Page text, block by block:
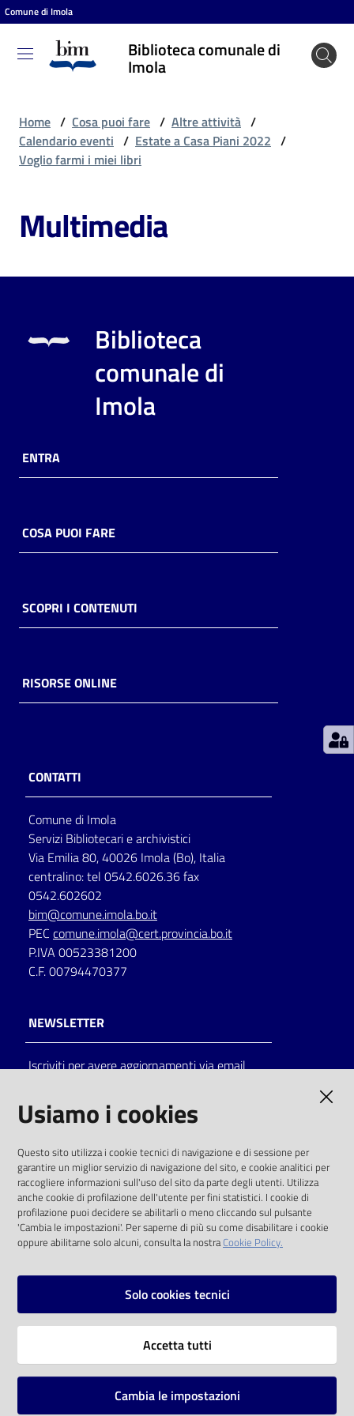
Vai al contenuto
Vai alla navigazione
Vai al footer
Comune di Imola
Biblioteca comunale di
Imola
Biblioteca
comunale
Cosa
fare
Scopri
online
Piani
Decentrate
Seguici
su
on line
Eventi
Chiedi al
bibliotecario
Avvisi
Home / Cosa puoi fare / Altre attività /
Calendario eventi / Estate a Casa Piani 2022 /
Voglio farmi i miei libri
Multimedia
Biblioteca
comunale di
Imola
ENTRA
COSA PUOI FARE
SCOPRI I CONTENUTI
RISORSE ONLINE
CONTATTI
Comune di Imola
Servizi Bibliotecari e archivistici
Via Emilia 80, 40026 Imola (Bo), Italia
centralino: tel 0542.6026.36 fax
0542.602602
bim@comune.imola.bo.it
PEC comune.imola@cert.provincia.bo.it
P.IVA 00523381200
C.F. 00794470377
NEWSLETTER
Iscriviti per avere aggiornamenti via email
solo alle condizioni previste dalla direttiva
comunitaria 2003/98/CE e dal d.lgs. 36/2006
SOCIAL
Instagram
Vai alla pagina
Usiamo i cookies
Questo sito utilizza i cookie tecnici di navigazione e di sessione per
garantire un miglior servizio di navigazione del sito, e cookie analitici per
raccogliere informazioni sull'uso del sito da parte degli utenti. Utilizza
anche cookie di profilazione dell'utente per fini statistici. I cookie di
profilazione puoi decidere se abilitarli o meno cliccando sul pulsante
'Cambia le impostazioni'. Per saperne di più su come disabilitare i cookie
oppure abilitarne solo alcuni, consulta la nostraCookie Policy.
Solo cookies tecnici
Accetta tutti
Cambia le impostazioni